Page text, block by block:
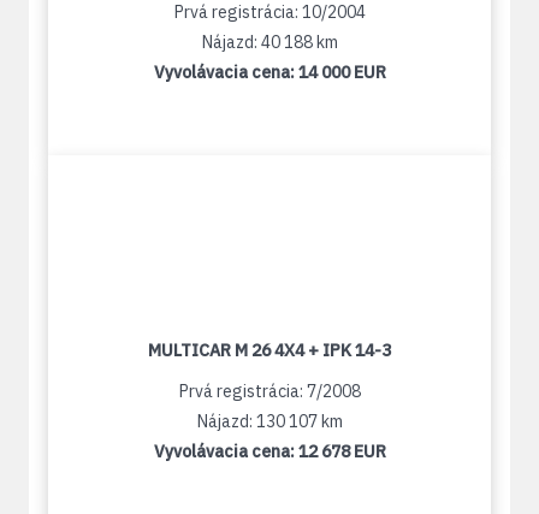
Prvá registrácia: 10/2004
Nájazd: 40 188 km
Vyvolávacia cena:14 000 EUR
MULTICAR M 26 4X4 + IPK 14-3
Prvá registrácia: 7/2008
Nájazd: 130 107 km
Vyvolávacia cena:12 678 EUR